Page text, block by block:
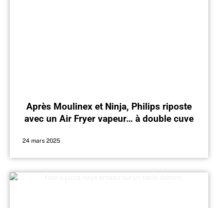
Après Moulinex et Ninja, Philips riposte
avec un Air Fryer vapeur… à double cuve
24 mars 2025